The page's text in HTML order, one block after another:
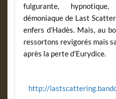
fulgurante,
démoniaque de Last
enfers d’Hadès. Mais, au
ressortons revigorés mais
après la perte d’Eurydice.
http://